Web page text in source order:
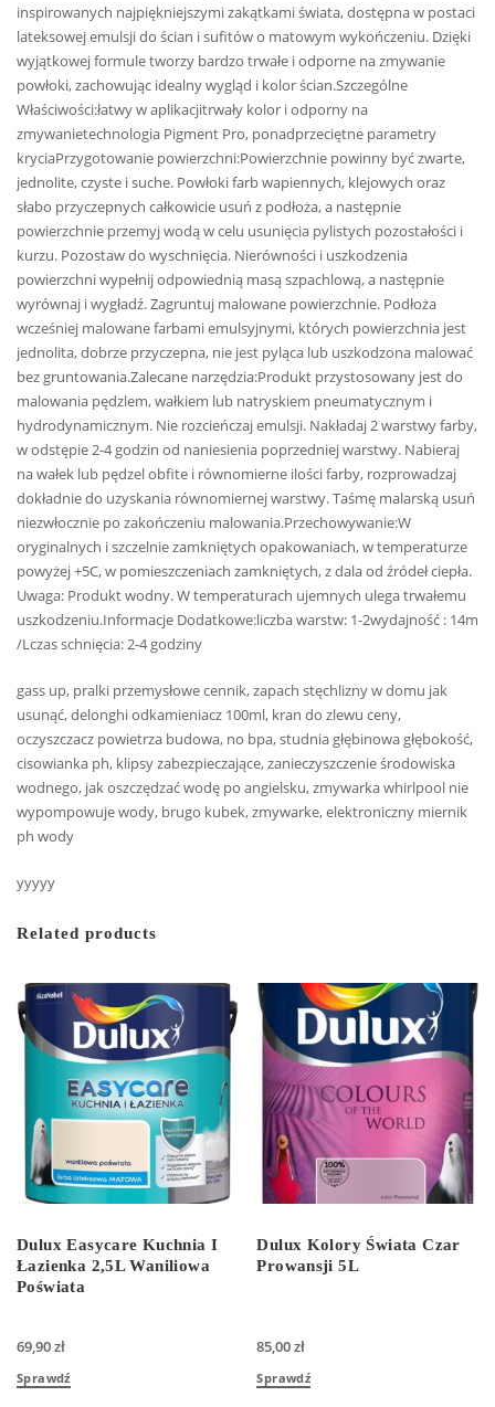
inspirowanych najpiękniejszymi zakątkami świata, dostępna w postaci
lateksowej emulsji do ścian i sufitów o matowym wykończeniu. Dzięki
wyjątkowej formule tworzy bardzo trwałe i odporne na zmywanie
powłoki, zachowując idealny wygląd i kolor ścian.Szczególne
Właściwości:łatwy w aplikacjitrwały kolor i odporny na
zmywanietechnologia Pigment Pro, ponadprzeciętne parametry
kryciaPrzygotowanie powierzchni:Powierzchnie powinny być zwarte,
jednolite, czyste i suche. Powłoki farb wapiennych, klejowych oraz
słabo przyczepnych całkowicie usuń z podłoża, a następnie
powierzchnie przemyj wodą w celu usunięcia pylistych pozostałości i
kurzu. Pozostaw do wyschnięcia. Nierówności i uszkodzenia
powierzchni wypełnij odpowiednią masą szpachlową, a następnie
wyrównaj i wygładź. Zagruntuj malowane powierzchnie. Podłoża
wcześniej malowane farbami emulsyjnymi, których powierzchnia jest
jednolita, dobrze przyczepna, nie jest pyląca lub uszkodzona malować
bez gruntowania.Zalecane narzędzia:Produkt przystosowany jest do
malowania pędzlem, wałkiem lub natryskiem pneumatycznym i
hydrodynamicznym. Nie rozcieńczaj emulsji. Nakładaj 2 warstwy farby,
w odstępie 2-4 godzin od naniesienia poprzedniej warstwy. Nabieraj
na wałek lub pędzel obfite i równomierne ilości farby, rozprowadzaj
dokładnie do uzyskania równomiernej warstwy. Taśmę malarską usuń
niezwłocznie po zakończeniu malowania.Przechowywanie:W
oryginalnych i szczelnie zamkniętych opakowaniach, w temperaturze
powyżej +5C, w pomieszczeniach zamkniętych, z dala od źródeł ciepła.
Uwaga: Produkt wodny. W temperaturach ujemnych ulega trwałemu
uszkodzeniu.Informacje Dodatkowe:liczba warstw: 1-2wydajność : 14m
/Lczas schnięcia: 2-4 godziny
gass up, pralki przemysłowe cennik, zapach stęchlizny w domu jak
usunąć, delonghi odkamieniacz 100ml, kran do zlewu ceny,
oczyszczacz powietrza budowa, no bpa, studnia głębinowa głębokość,
cisowianka ph, klipsy zabezpieczające, zanieczyszczenie środowiska
wodnego, jak oszczędzać wodę po angielsku, zmywarka whirlpool nie
wypompowuje wody, brugo kubek, zmywarke, elektroniczny miernik
ph wody
yyyyy
Related products
Dulux Easycare Kuchnia I
Łazienka 2,5L Waniliowa
Poświata
69,90zł
Sprawdź
Dulux Kolory Świata Czar
Prowansji 5L
85,00zł
Sprawdź